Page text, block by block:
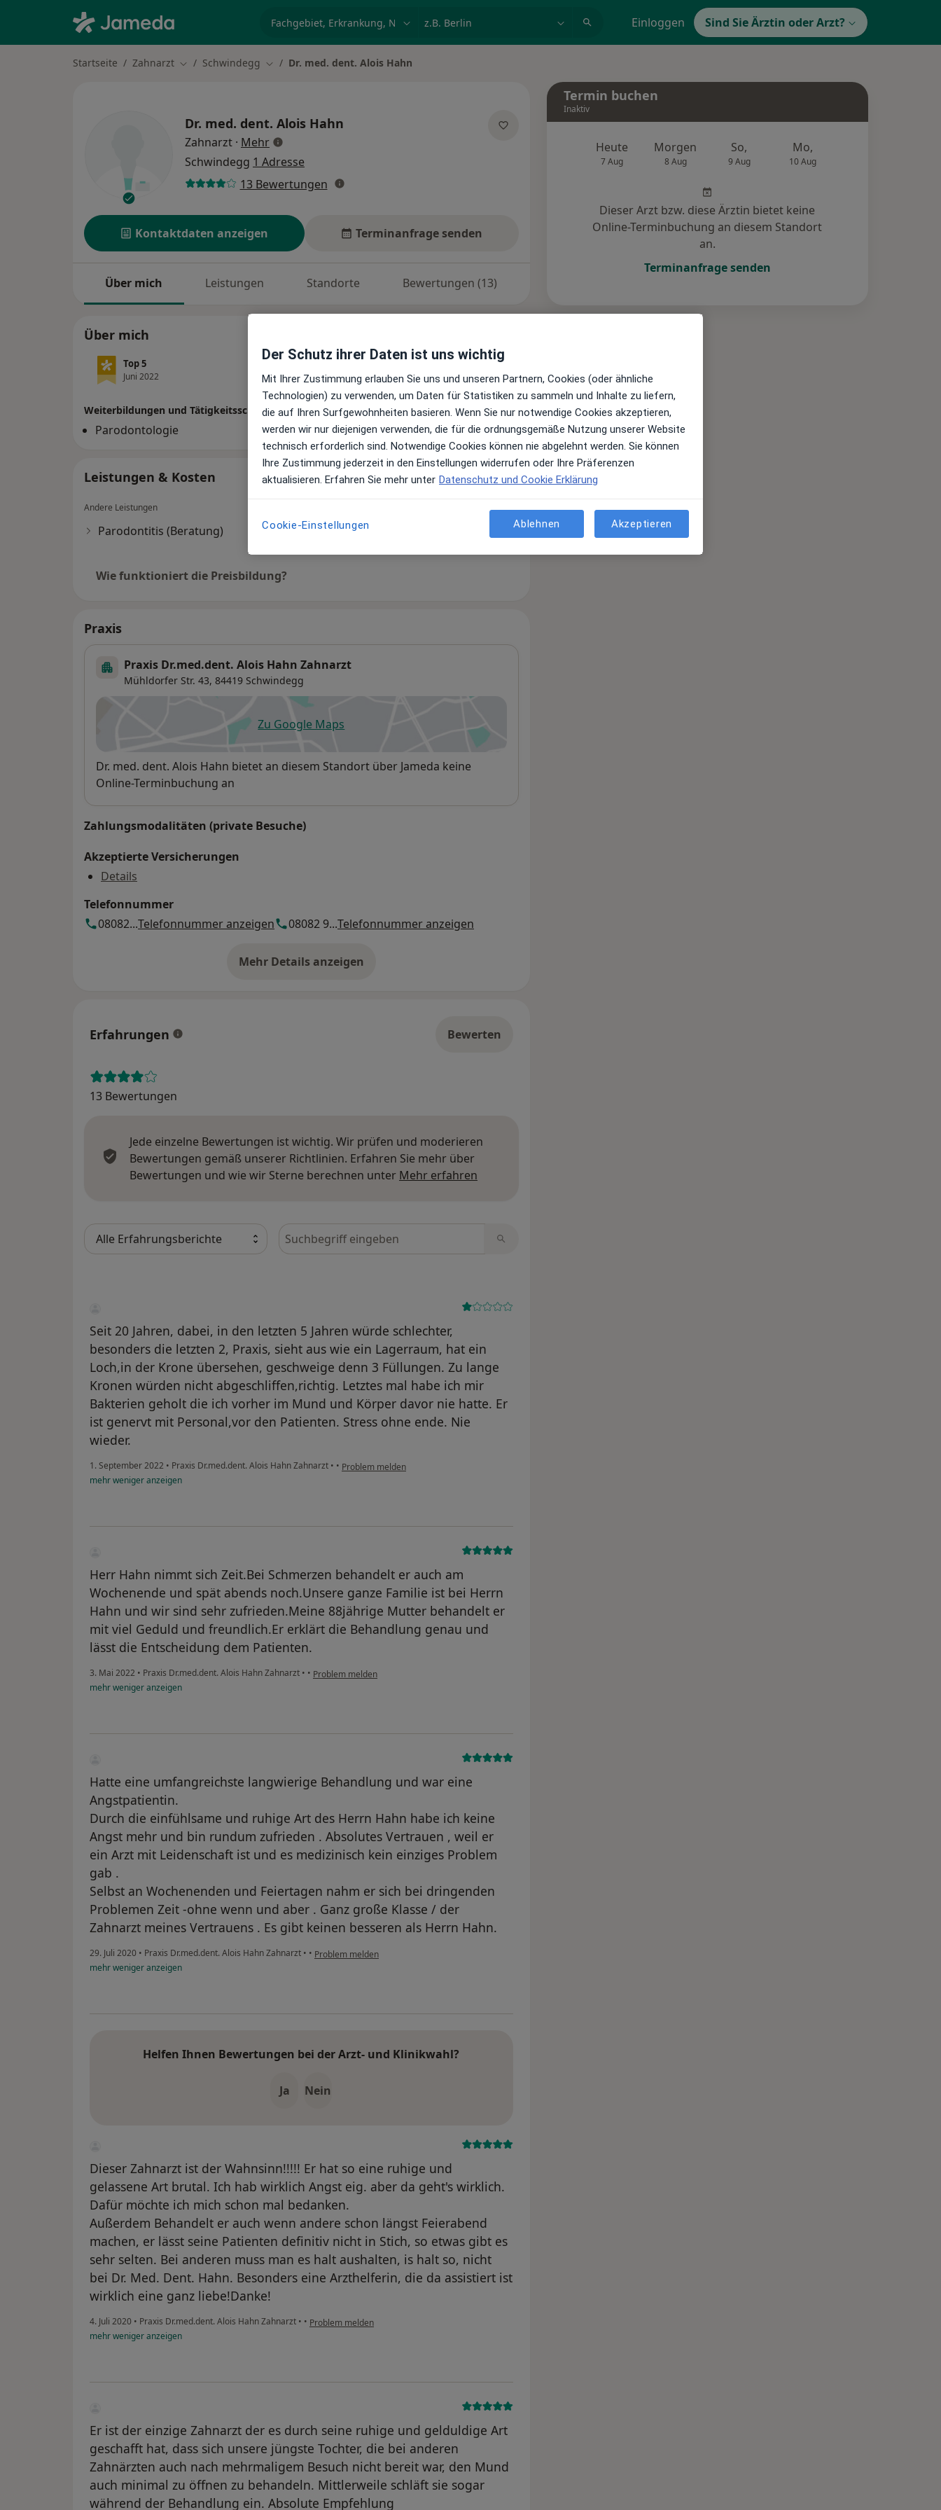
Einloggen Sind Sie Ärztin oder Arzt?
Startseite Zahnarzt Stadt ändern
Schwindegg Stadt ändern
Dr. med. dent. Alois Hahn
Dr. med. dent. Alois Hahn
Zahnarzt · Mehrüber Spezialisierungen
Schwindegg 1 Adresse
13 Bewertungen
Kontaktdaten anzeigen Terminanfrage senden
Über mich Leistungen Standorte Bewertungen (13)
Über mich
Top 5
Juni 2022
Weiterbildungen und Tätigkeitsschwerpunkte
Parodontologie
Leistungen & Kosten
Andere Leistungen
Parodontitis (Beratung)
Wie funktioniert die Preisbildung?
Praxis
Praxis Dr.med.dent. Alois Hahn Zahnarzt
Mühldorfer Str. 43, 84419 Schwindegg
Zu Google Mapsöffnet in einer neuen Registerkarte
Verfügbarkeit
Dr. med. dent. Alois Hahn bietet an diesem Standort über Jameda keine
Online-Terminbuchung an
Zahlungsmodalitäten (private Besuche)
Akzeptierte Versicherungen
Details
Telefonnummer
08082...Telefonnummer anzeigen 08082 9...Telefonnummer anzeigen
Mehr Details anzeigen
über die Adresse
Erfahrungen Bewerten
13 Bewertungen
Jede einzelne Bewertungen ist wichtig. Wir prüfen und moderieren
Bewertungen gemäß unserer Richtlinien. Erfahren Sie mehr über
Bewertungen und wie wir Sterne berechnen unter Mehr erfahren
Bewertungen durchsuchen
Seit 20 Jahren, dabei, in den letzten 5 Jahren würde schlechter,
besonders die letzten 2, Praxis, sieht aus wie ein Lagerraum, hat ein
Loch,in der Krone übersehen, geschweige denn 3 Füllungen. Zu lange
Kronen würden nicht abgeschliffen,richtig. Letztes mal habe ich mir
Bakterien geholt die ich vorher im Mund und Körper davor nie hatte. Er
ist genervt mit Personal,vor den Patienten. Stress ohne ende. Nie
wieder.
1. September 2022 • Praxis Dr.med.dent. Alois Hahn Zahnarzt • • Problem melden
mehrwenigeranzeigen
Herr Hahn nimmt sich Zeit.Bei Schmerzen behandelt er auch am
Wochenende und spät abends noch.Unsere ganze Familie ist bei Herrn
Hahn und wir sind sehr zufrieden.Meine 88jährige Mutter behandelt er
mit viel Geduld und freundlich.Er erklärt die Behandlung genau und
lässt die Entscheidung dem Patienten.
3. Mai 2022 • Praxis Dr.med.dent. Alois Hahn Zahnarzt • • Problem melden
mehrwenigeranzeigen
Hatte eine umfangreichste langwierige Behandlung und war eine
Angstpatientin.
Durch die einfühlsame und ruhige Art des Herrn Hahn habe ich keine
Angst mehr und bin rundum zufrieden . Absolutes Vertrauen , weil er
ein Arzt mit Leidenschaft ist und es medizinisch kein einziges Problem
gab .
Selbst an Wochenenden und Feiertagen nahm er sich bei dringenden
Problemen Zeit -ohne wenn und aber . Ganz große Klasse / der
Zahnarzt meines Vertrauens . Es gibt keinen besseren als Herrn Hahn.
29. Juli 2020 • Praxis Dr.med.dent. Alois Hahn Zahnarzt • • Problem melden
mehrwenigeranzeigen
Helfen Ihnen Bewertungen bei der Arzt- und Klinikwahl?
Ja Nein
Dieser Zahnarzt ist der Wahnsinn!!!!! Er hat so eine ruhige und
gelassene Art brutal. Ich hab wirklich Angst eig. aber da geht's wirklich.
Dafür möchte ich mich schon mal bedanken.
Außerdem Behandelt er auch wenn andere schon längst Feierabend
machen, er lässt seine Patienten definitiv nicht in Stich, so etwas gibt es
sehr selten. Bei anderen muss man es halt aushalten, is halt so, nicht
bei Dr. Med. Dent. Hahn. Besonders eine Arzthelferin, die da assistiert ist
wirklich eine ganz liebe!Danke!
4. Juli 2020 • Praxis Dr.med.dent. Alois Hahn Zahnarzt • • Problem melden
mehrwenigeranzeigen
Er ist der einzige Zahnarzt der es durch seine ruhige und gelduldige Art
geschafft hat, dass sich unsere jüngste Tochter, die bei anderen
Zahnärzten auch nach mehrmaligem Besuch nicht bereit war, den Mund
auch minimal zu öffnen zu behandeln. Mittlerweile schläft sie sogar
während der Behandlung ein. Absolute Empfehlung
Termin buchen
Inaktiv
Heute
7 Aug
Morgen
8 Aug
So,
9 Aug
Mo,
10 Aug
Dieser Arzt bzw. diese Ärztin bietet keine
Online-Terminbuchung an diesem Standort
an.
Terminanfrage senden
Der Schutz ihrer Daten ist uns wichtig
Mit Ihrer Zustimmung erlauben Sie uns und unseren Partnern, Cookies (oder ähnliche
Technologien) zu verwenden, um Daten für Statistiken zu sammeln und Inhalte zu liefern,
die auf Ihren Surfgewohnheiten basieren. Wenn Sie nur notwendige Cookies akzeptieren,
werden wir nur diejenigen verwenden, die für die ordnungsgemäße Nutzung unserer Website
technisch erforderlich sind. Notwendige Cookies können nie abgelehnt werden. Sie können
Ihre Zustimmung jederzeit in den Einstellungen widerrufen oder Ihre Präferenzen
aktualisieren. Erfahren Sie mehr unter Datenschutz und Cookie Erklärung
Cookie-Einstellungen Ablehnen Akzeptieren